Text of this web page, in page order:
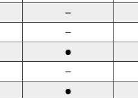
－
－
●
－
●